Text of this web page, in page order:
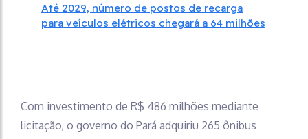
Até 2029, número de postos de recarga
para veículos elétricos chegará a 64 milhões
Com investimento de R$ 486 milhões mediante
licitação, o governo do Pará adquiriu 265 ônibus